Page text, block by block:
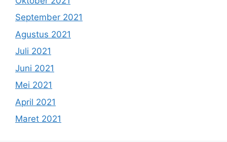
September 2021
Agustus 2021
Juli 2021
Juni 2021
Mei 2021
April 2021
Maret 2021